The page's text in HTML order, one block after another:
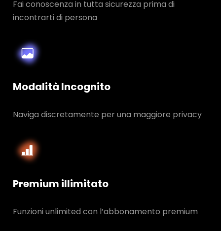
Fai conoscenza in tutta sicurezza prima di
incontrarti di persona
Modalità Incognito
Naviga discretamente per una maggiore privacy
Premium illimitato
Funzioni unlimited con l’abbonamento premium